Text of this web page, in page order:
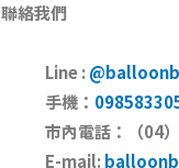
聯絡我們
Line :
手機：
市內電話：（04）
E-mail: